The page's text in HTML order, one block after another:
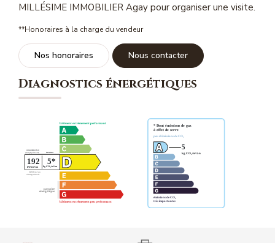
MILLÉSIME IMMOBILIER Agay pour organiser une visite.
**Honoraires à la charge du vendeur
Nos honoraires Nous contacter
Diagnostics énergétiques